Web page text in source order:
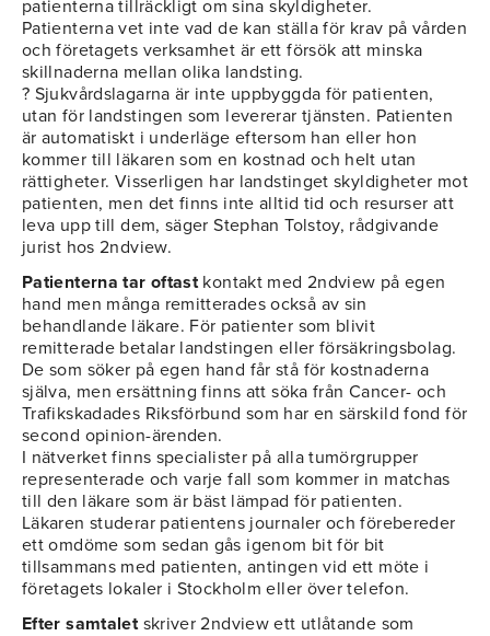
patienterna tillräckligt om sina skyldigheter.
Patienterna vet inte vad de kan ställa för krav på vården
och företagets verksamhet är ett försök att minska
skillnaderna mellan olika landsting.
? Sjukvårdslagarna är inte uppbyggda för patienten,
utan för landstingen som levererar tjänsten. Patienten
är automatiskt i underläge eftersom han eller hon
kommer till läkaren som en kostnad och helt utan
rättigheter. Visserligen har landstinget skyldigheter mot
patienten, men det finns inte alltid tid och resurser att
leva upp till dem, säger Stephan Tolstoy, rådgivande
jurist hos 2ndview.
Patienterna tar oftastkontakt med 2ndview på egen
hand men många remitterades också av sin
behandlande läkare. För patienter som blivit
remitterade betalar landstingen eller försäkringsbolag.
De som söker på egen hand får stå för kostnaderna
själva, men ersättning finns att söka från Cancer- och
Trafikskadades Riksförbund som har en särskild fond för
second opinion-ärenden.
I nätverket finns specialister på alla tumörgrupper
representerade och varje fall som kommer in matchas
till den läkare som är bäst lämpad för patienten.
Läkaren studerar patientens journaler och förebereder
ett omdöme som sedan gås igenom bit för bit
tillsammans med patienten, antingen vid ett möte i
företagets lokaler i Stockholm eller över telefon.
Efter samtaletskriver 2ndview ett utlåtande som